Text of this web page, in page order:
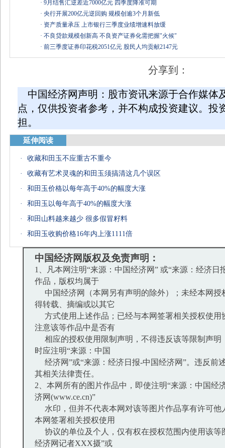
· 9月结售汇逆差近7000亿元 四季度降准可期
· 央行开展200亿元逆回购 规模创逾3个月新低
· 资产质量承压 上市银行三季度业绩增速料放缓
· 不良贷款规模创新高 不良资产证券化需把握"火候"
· 前三季度证券印花税2051亿元 股民人均贡献2147元
分享到：
中国经济网声明：股市资讯来源于合作媒体
点，仅供投资者参考，并不构成投资建议。投
担。
延伸阅读
·
收藏和田玉不应重古不重今
·
收藏有艺术灵魂的和田玉须搞清这几个误区
·
和田玉价格以每年高于40%的幅度大涨
·
和田玉以每年高于40%的幅度大涨
·
和田山料越来越少 很多假冒籽料
·
和田玉收购价格16年内上涨1111倍
中国经济网版权及免责声明：
1、凡本网注明“来源：中国经济网” 或“来源：经济日
作品，版权均属于
中国经济网（本网另有声明的除外）；未经本网授
得转载、摘编或以其它
方式使用上述作品；已经与本网签署相关授权使用
注意该等作品中是否有
相应的授权使用限制声明，不得违反该等限制声明
时应注明“来源：中国
经济网”或“来源：经济日报-中国经济网”。违反前
其相关法律责任。
2、本网所有的图片作品中，即使注明“来源：中国经
济网(www.ce.cn)”
水印，但并不代表本网对该等图片作品享有许可他
本网签署相关授权使用
协议的单位及个人，仅有权在授权范围内使用该等
经济网记者XXX摄”或